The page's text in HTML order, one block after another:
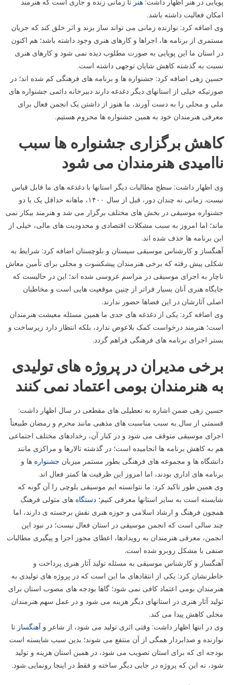
امکان فعالیت داشته باشد.
وی اضافه کرد: نوازنده زمانی می تواند ساز بزند و اثر خلق کند که جریان
مستمری از برنامه ها، اجراها و کارهای هنری وجود داشته باشد؛ هم اکنون
در استان ما این پویایی به صورت مطلوب دیده نمی شود و کارهای هنری
نسبت به گذشته کاهش شایان توجهی داشته است.
حسین زهی اضافه کرد: جشنواره ها و برنامه های فرهنگی کم شده اند؛ در
صورتیکه خیلی از استانهای دیگر دغدغه دارند دبیرخانه دائمی جشنواره های
ملی و محلی را به دست آورند، ما هنوز از داشتن یک انجمن فعال برای
معرفی هنرمندان خود به همین جشنواره ها محروم هستیم.
کاهش برگزاری جشنواره ها سبب
ناامیدی هنرمندان می شود
وی اظهار داشت: سطح مطالبات دیگر استانها با دغدغه های ما قابل قیاس
نیست. زمانی نه چندان دور، قبل از سال ۱۴۰۰، ماهانه حداقل یک یا دو
جشنواره موسیقی در بخش های مختلف برگزار می شد و هنرمند بیکار نمی
ماند؛ اما امروز به سبب مشکلات اقتصادی و محدودیت های مالی، خیلی از
این برنامه ها حذف شده اند.
آهنگساز و کارشناس موسیقی سیستان و بلوچستان اضافه کرد: شرایط به
شکلی پیش رفته که برخی هنرمندان پیشکسوت و محلی برای تأمین معاش
ناچار به اجرای موسیقی در مراسم عروسی شده اند؛ این در حالیست که
جایگاه هنری آنان بسیار فراتر از چنین موقعیت هایی است و مخاطبان
اصلی آثارشان در این فضاها حضور ندارند.
وی اضافه کرد: یکی از دغدغه های جدی ما همین مسئله معیشت هنرمندان
است؛ هنرمند درخواست کمک بلاعوض ندارد، بلکه انتظار دارد زیرساخت و
بستر اجرای برنامه های فرهنگی فراهم گردد.
برخی مدیران در پروژه های تولیدی
به هنرمندان بومی اعتماد نمی کنند
حسین زهی ضمن اشاره به تعطیلی های مقطعی در سال اظهار داشت:
قسمتی از سال به سبب مناسبت های مذهبی مانند محرم و رمضان طبیعتاً
اجرای موسیقی متوقف می شود و در کنار آن، رخدادهای مختلف اجتماعی
هم به کاهش برنامه ها انجامیده است؛ در گذشته تالارها و مراکزی مانند
دانشگاه ها و مجموعه های فرهنگی بطور مستمر میزبان جشنواره ها و
برنامه های اداری بودند، اما امروز این ظرفیت ها کمتر فعال اند.
وی همین طور تاکید کرد: ما نتوانسته ایم موسیقی بلوچی را آن گونه که
شایسته است به سایر استانها معرفی کنیم؛ دستگاه های متولی فرهنگ
همچون فرهنگ و ارشاد اسلامی و حوزه هنری نقش برجسته ی دارند، اما
چند سالی است که انجمن موسیقی در استان فعال نیست؛ در نبود این
انجمن، معرفی هنرمندان به رویدادها، اعطای مجوز اجرا و پیگیری مطالبات
صنفی با مشکل روبرو شده است.
آهنگساز و کارشناس موسیقی به مسئله تولید آثار هنری پرداخت و
خاطرنشان کرد: یکی از انتقادهای ما این است که در پروژه های تولیدی به
هنرمندان بومی اعتماد کافی نمی شود؛ گاها بودجه های مصوب استان برای
تولید آثار هنری در استانهای دیگر هزینه می شود و در عمل سهم هنرمندان
محلی کاهش پیدا می کند.
وی در انتها اظهار داشت: وقتی اثری تولید می شود، از شاعر وآهنگساز تا
نوازنده و صدابردار همگی از آن منتفع می شوند؛ بدین سبب شایسته است
بودجه ای که برای استان تصویب می شود، در همین استان هزینه و تولید
شود، نه این که پروژه در جایی دیگر ساخته و فقط در اینجا رونمایی شود.